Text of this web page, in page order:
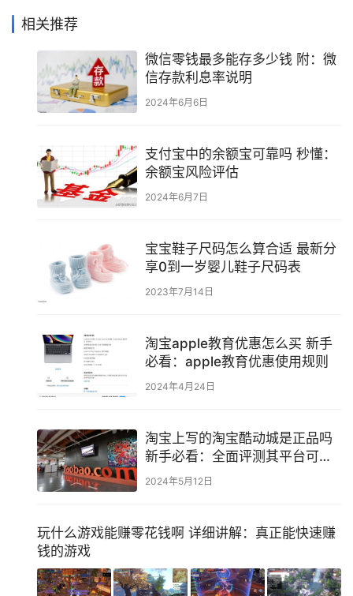
相关推荐
微信零钱最多能存多少钱 附：微
信存款利息率说明
2024年6月6日
支付宝中的余额宝可靠吗 秒懂：
余额宝风险评估
2024年6月7日
宝宝鞋子尺码怎么算合适 最新分
享0到一岁婴儿鞋子尺码表
2023年7月14日
淘宝apple教育优惠怎么买 新手
必看：apple教育优惠使用规则
2024年4月24日
淘宝上写的淘宝酷动城是正品吗
新手必看：全面评测其平台可信
度
2024年5月12日
玩什么游戏能赚零花钱啊 详细讲解：真正能快速赚
钱的游戏